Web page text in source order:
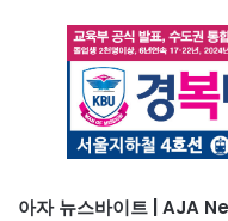
아자 뉴스바이트 | AJA